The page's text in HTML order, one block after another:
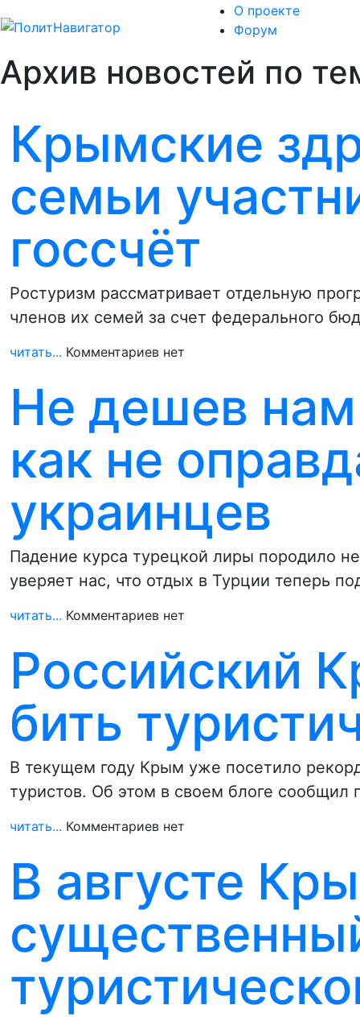
О проекте
Форум
Архив новостей по
Крымские
семьи
госсчёт
Ростуризм рассматривает отдельную
членов их семей за счет федерального
читать... Комментариев нет
Не дешев нам
как не
украинцев
Падение курса турецкой лиры породило
уверяет нас, что отдых в Турции теперь
читать... Комментариев нет
Российский
бить
В текущем году Крым уже посетило
туристов. Об этом в своем блоге сообщил
читать... Комментариев нет
В августе